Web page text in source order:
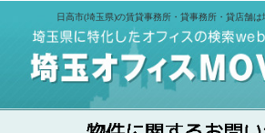
日高市(埼玉県)の賃貸事務所・貸事務所・貸店舗は